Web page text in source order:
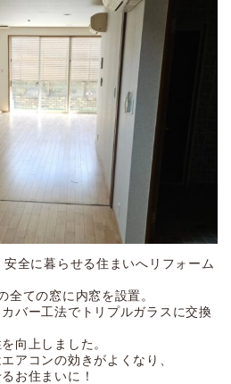
全に暮らせる住まいへリフォーム
全ての窓に内窓を設置。
バー工法でトリプルガラスに交換
向上しました。
アコンの効きがよくなり、
お住まいに！